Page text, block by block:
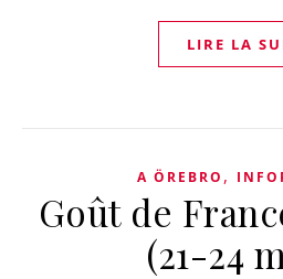
LIRE LA
A ÖREBRO ,
Goût de
(21-24